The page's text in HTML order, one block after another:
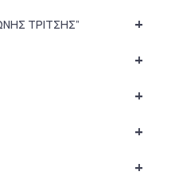
+
ΤΡΙΤΣΗΣ”
+
+
+
+